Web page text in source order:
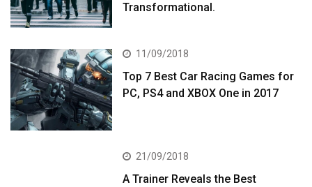
Transformational.
11/09/2018
Top 7 Best Car Racing Games for
PC, PS4 and XBOX One in 2017
21/09/2018
A Trainer Reveals the Best